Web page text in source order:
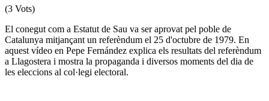
(3 Vots)
El conegut com a Estatut de Sau va ser aprovat pel poble de
Catalunya mitjançant un referèndum el 25 d'octubre de 1979. En
aquest vídeo en Pepe Fernández explica els resultats del referèndum
a Llagostera i mostra la propaganda i diversos moments del dia de
les eleccions al col·legi electoral.